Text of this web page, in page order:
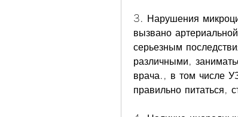
3. Нарушения
вызвано
серьезным
различными,
врача., в том числе
правильно питаться,